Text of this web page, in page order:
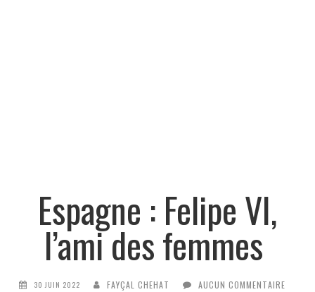
Espagne : Felipe VI,
l’ami des femmes
30 JUIN 2022 FAYÇAL CHEHAT AUCUN COMMENTAIRE